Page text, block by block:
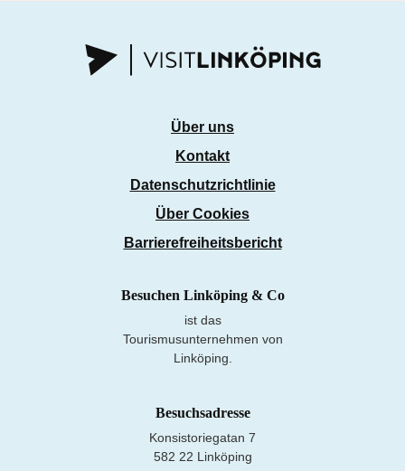
Über uns
Kontakt
Datenschutzrichtlinie
Über Cookies
Barrierefreiheitsbericht
Besuchen Linköping & Co
ist das
Tourismusunternehmen von
Linköping.
Besuchsadresse
Konsistoriegatan 7
582 22 Linköping